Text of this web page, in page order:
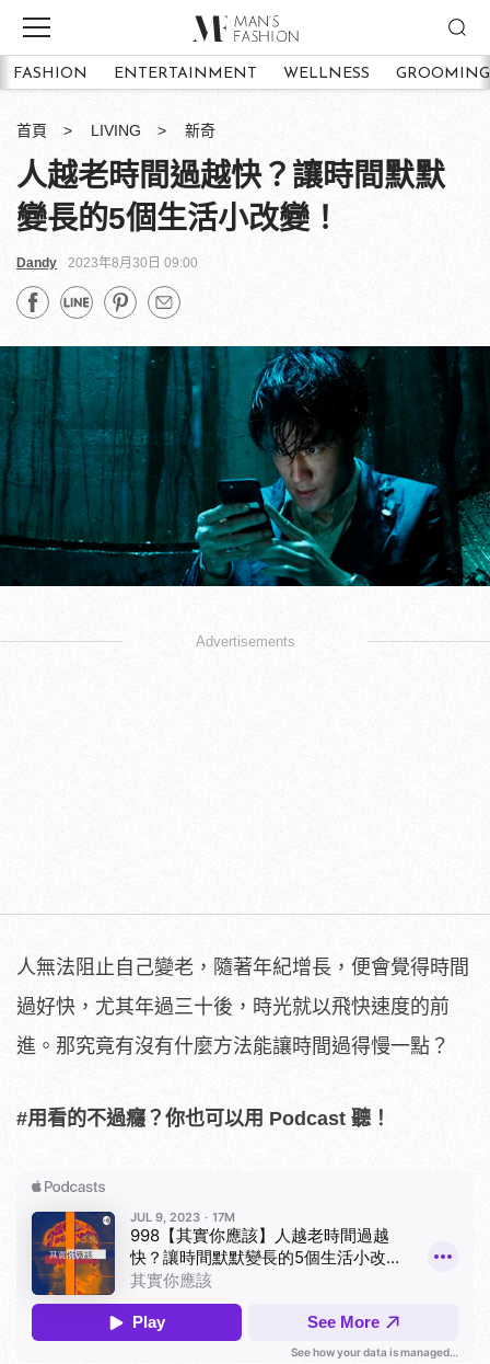
FASHION ENTERTAINMENT WELLNESS GROOMING
首頁 LIVING 新奇
人越老時間過越快？讓時間默默
變長的5個生活小改變！
Dandy 2023年8月30日 09:00
Advertisements
人無法阻止自己變老，隨著年紀增長，便會覺得時間
過好快，尤其年過三十後，時光就以飛快速度的前
進。那究竟有沒有什麼方法能讓時間過得慢一點？
#用看的不過癮？你也可以用 Podcast 聽！